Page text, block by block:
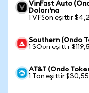
VinFast Auto
Doları'na
1 VFSon eşittir
Southern (Ondo
1 SOon eşittir
AT&T (Ondo
1 Ton eşittir $30,55